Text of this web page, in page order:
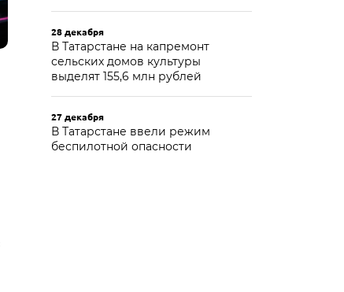
28 декабря
В Татарстане на капремонт
сельских домов культуры
выделят 155,6 млн рублей
27 декабря
В Татарстане ввели режим
беспилотной опасности